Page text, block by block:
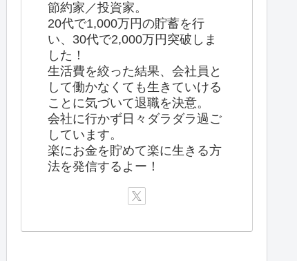
節約家／投資家。
20代で1,000万円の貯蓄を行
い、30代で2,000万円突破しま
した！
生活費を絞った結果、会社員と
して働かなくても生きていける
ことに気づいて退職を決意。
会社に行かず日々ダラダラ過ご
しています。
楽にお金を貯めて楽に生きる方
法を発信するよー！